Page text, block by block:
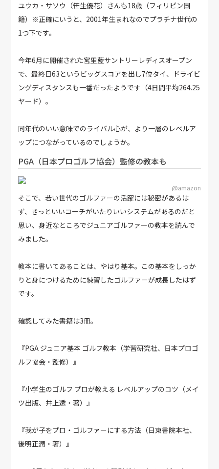
ユウカ・サソウ（笹生優花）さんも18歳（フィリピン国
籍）※正確にいうと、2001年生まれなのでプラチナ世代の
1つ下です。
今年6月に開催された宮里藍サントリーレディスオープン
で、最終日63というビッグスコアを出し7位タイ、ドライビ
ングディスタンスも一番だったようです（4日間平均264.25
ヤード）。
同年代のいい意味でのライバル心が、より一層のレベルア
ップにつながっているのでしょうか。
PGA（日本プロゴルフ協会）監修の教本も
@amazon
そこで、若い世代のゴルファーの活躍には秘密があるは
ず、きっといいコーチがいたりいいシステムがあるのだと
思い、身近なところでジュニアゴルファーの教本を読んで
みました。
教本に書いてあることは、やはり基本。この基本をしっか
りと身につけるために練習したゴルファーが成長したはず
です。
確認してみた書籍は3冊。
『PGA ジュニア基本 ゴルフ教本（学習研究社、日本プロゴ
ルフ協会・監修）』
『小学生のゴルフ プロが教える レベルアップのコツ（メイ
ツ出版、井上透・著）』
『我が子をプロ・ゴルファーにする方法（日東書院本社、
後明正潤・著）』